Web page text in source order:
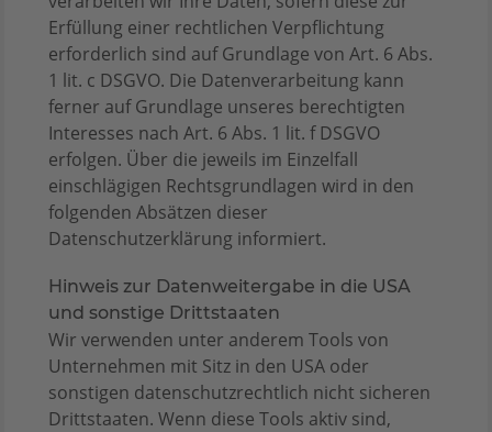
Erfüllung einer rechtlichen Verpflichtung
erforderlich sind auf Grundlage von Art. 6 Abs.
1 lit. c DSGVO. Die Datenverarbeitung kann
ferner auf Grundlage unseres berechtigten
Interesses nach Art. 6 Abs. 1 lit. f DSGVO
erfolgen. Über die jeweils im Einzelfall
einschlägigen Rechtsgrundlagen wird in den
folgenden Absätzen dieser
Datenschutzerklärung informiert.
Hinweis zur Datenweitergabe in die USA
und sonstige Drittstaaten
Wir verwenden unter anderem Tools von
Unternehmen mit Sitz in den USA oder
sonstigen datenschutzrechtlich nicht sicheren
Drittstaaten. Wenn diese Tools aktiv sind,